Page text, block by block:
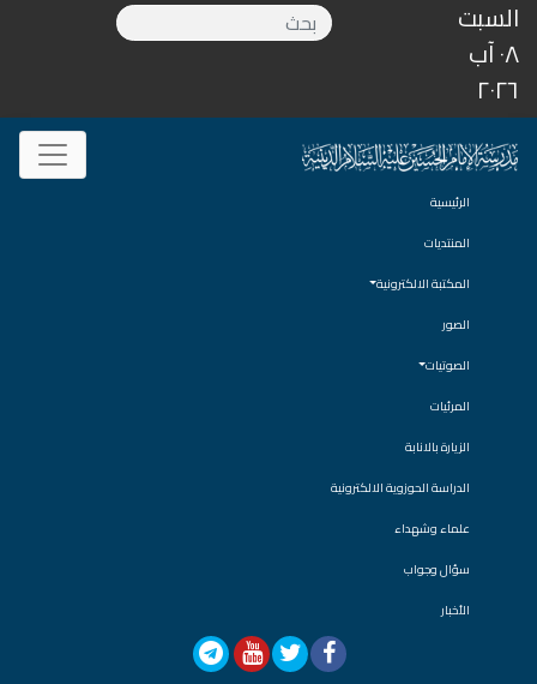
السبت
٠٨ آب
٢٠٢٦
الرئيسية
المنتديات
المكتبة الالكترونية
الصور
الصوتيات
المرئيات
الزيارة بالانابة
الدراسة الحوزوية الالكترونية
علماء وشهداء
سؤال وجواب
الأخبار